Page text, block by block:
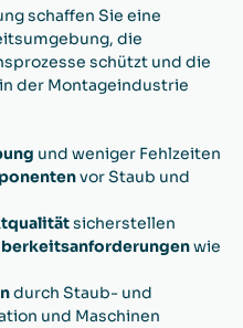
schaffen Sie eine
die
schützt und die
der Montageindustrie
und weniger Fehlzeiten
vor Staub und
sicherstellen
wie
durch Staub- und
und Maschinen